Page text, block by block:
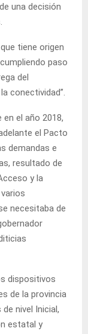
una decisión
tiene origen
paso
del
conectividad”.
el año 2018,
el Pacto
demandas e
resultado de
y la
necesitaba de
dispositivos
de la provincia
nivel Inicial,
estatal y